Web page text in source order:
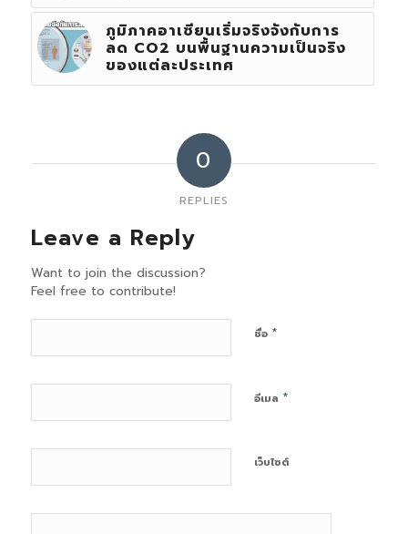
ภูมิภาคอาเซียนเริ่มจริงจังกับการ
ลด CO2 บนพื้นฐานความเป็นจริง
ของแต่ละประเทศ
0
REPLIES
Leave a Reply
Want to join the discussion?
Feel free to contribute!
ชื่อ *
อีเมล *
เว็บไซต์